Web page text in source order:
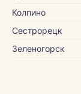
Колпино
Сестрорецк
Зеленогорск